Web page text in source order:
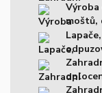
Výroba